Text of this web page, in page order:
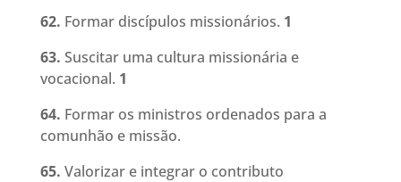
62. Formar discípulos missionários. 1
63. Suscitar uma cultura missionária e
vocacional. 1
64. Formar os ministros ordenados para a
comunhão e missão.
65. Valorizar e integrar o contributo